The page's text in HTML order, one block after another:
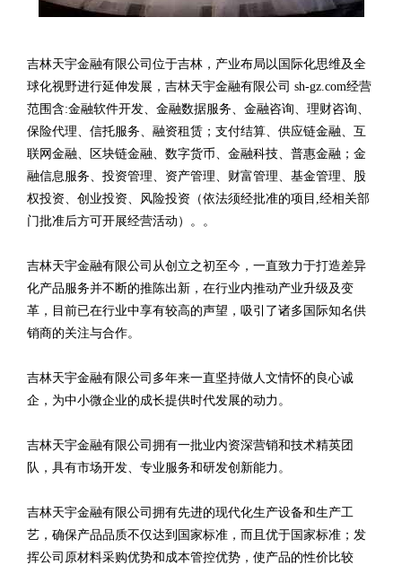
吉林天宇金融有限公司位于吉林，产业布局以国际化思维及全
球化视野进行延伸发展，吉林天宇金融有限公司 sh-gz.com经营
范围含:金融软件开发、金融数据服务、金融咨询、理财咨询、
保险代理、信托服务、融资租赁；支付结算、供应链金融、互
联网金融、区块链金融、数字货币、金融科技、普惠金融；金
融信息服务、投资管理、资产管理、财富管理、基金管理、股
权投资、创业投资、风险投资（依法须经批准的项目,经相关部
门批准后方可开展经营活动）。。
吉林天宇金融有限公司从创立之初至今，一直致力于打造差异
化产品服务并不断的推陈出新，在行业内推动产业升级及变
革，目前已在行业中享有较高的声望，吸引了诸多国际知名供
销商的关注与合作。
吉林天宇金融有限公司多年来一直坚持做人文情怀的良心诚
企，为中小微企业的成长提供时代发展的动力。
吉林天宇金融有限公司拥有一批业内资深营销和技术精英团
队，具有市场开发、专业服务和研发创新能力。
吉林天宇金融有限公司拥有先进的现代化生产设备和生产工
艺，确保产品品质不仅达到国家标准，而且优于国家标准；发
挥公司原材料采购优势和成本管控优势，使产品的性价比较